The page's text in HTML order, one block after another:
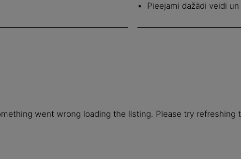
Pieejami dažādi veidi
went wrong loading the listing. Please try refreshing